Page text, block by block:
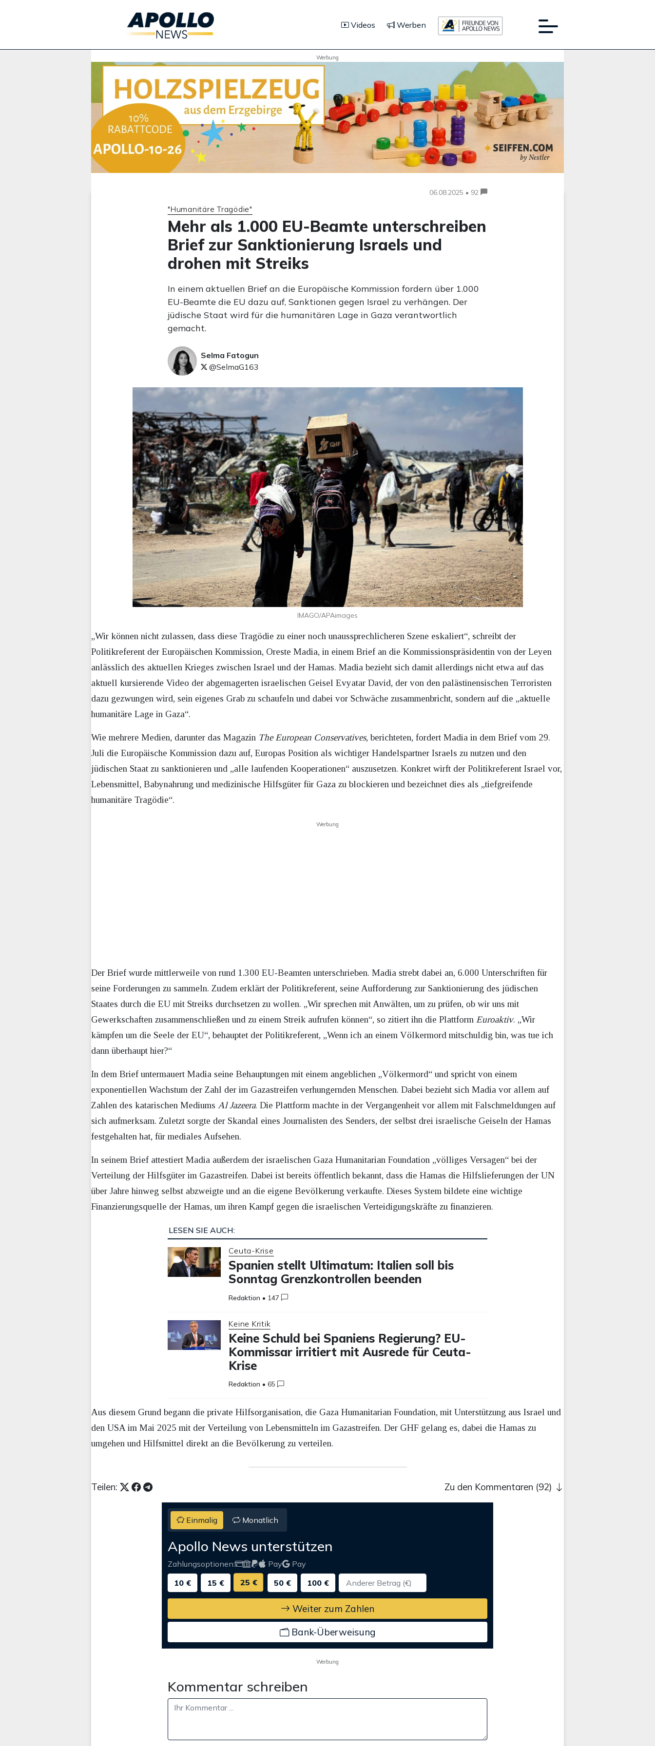
Videos Werben
Werbung
06.08.2025 • 92
"Humanitäre Tragödie"
Mehr als 1.000 EU-Beamte unterschreiben
Brief zur Sanktionierung Israels und
drohen mit Streiks
In einem aktuellen Brief an die Europäische Kommission fordern über 1.000
EU-Beamte die EU dazu auf, Sanktionen gegen Israel zu verhängen. Der
jüdische Staat wird für die humanitären Lage in Gaza verantwortlich
gemacht.
Selma Fatogun
@SelmaG163
IMAGO/APAimages
„Wir können nicht zulassen, dass diese Tragödie zu einer noch unaussprechlicheren Szene eskaliert“, schreibt der
Politikreferent der Europäischen Kommission, Oreste Madia, in einem Brief an die Kommissionspräsidentin von der Leyen
anlässlich des aktuellen Krieges zwischen Israel und der Hamas. Madia bezieht sich damit allerdings nicht etwa auf das
aktuell kursierende Video der abgemagerten israelischen Geisel Evyatar David, der von den palästinensischen Terroristen
dazu gezwungen wird, sein eigenes Grab zu schaufeln und dabei vor Schwäche zusammenbricht, sondern auf die „aktuelle
humanitäre Lage in Gaza“.
Wie mehrere Medien, darunter das Magazin The European Conservatives, berichteten, fordert Madia in dem Brief vom 29.
Juli die Europäische Kommission dazu auf, Europas Position als wichtiger Handelspartner Israels zu nutzen und den
jüdischen Staat zu sanktionieren und „alle laufenden Kooperationen“ auszusetzen. Konkret wirft der Politikreferent Israel vor,
Lebensmittel, Babynahrung und medizinische Hilfsgüter für Gaza zu blockieren und bezeichnet dies als „tiefgreifende
humanitäre Tragödie“.
Werbung
Der Brief wurde mittlerweile von rund 1.300 EU-Beamten unterschrieben. Madia strebt dabei an, 6.000 Unterschriften für
seine Forderungen zu sammeln. Zudem erklärt der Politikreferent, seine Aufforderung zur Sanktionierung des jüdischen
Staates durch die EU mit Streiks durchsetzen zu wollen. „Wir sprechen mit Anwälten, um zu prüfen, ob wir uns mit
Gewerkschaften zusammenschließen und zu einem Streik aufrufen können“, so zitiert ihn die Plattform Euroaktiv. „Wir
kämpfen um die Seele der EU“, behauptet der Politikreferent, „Wenn ich an einem Völkermord mitschuldig bin, was tue ich
dann überhaupt hier?“
In dem Brief untermauert Madia seine Behauptungen mit einem angeblichen „Völkermord“ und spricht von einem
exponentiellen Wachstum der Zahl der im Gazastreifen verhungernden Menschen. Dabei bezieht sich Madia vor allem auf
Zahlen des katarischen Mediums Al Jazeera. Die Plattform machte in der Vergangenheit vor allem mit Falschmeldungen auf
sich aufmerksam. Zuletzt sorgte der Skandal eines Journalisten des Senders, der selbst drei israelische Geiseln der Hamas
festgehalten hat, für mediales Aufsehen.
In seinem Brief attestiert Madia außerdem der israelischen Gaza Humanitarian Foundation „völliges Versagen“ bei der
Verteilung der Hilfsgüter im Gazastreifen. Dabei ist bereits öffentlich bekannt, dass die Hamas die Hilfslieferungen der UN
über Jahre hinweg selbst abzweigte und an die eigene Bevölkerung verkaufte. Dieses System bildete eine wichtige
Finanzierungsquelle der Hamas, um ihren Kampf gegen die israelischen Verteidigungskräfte zu finanzieren.
LESEN SIE AUCH:
Ceuta-Krise
Spanien stellt Ultimatum: Italien soll bis
Sonntag Grenzkontrollen beenden
Redaktion • 147
Keine Kritik
Keine Schuld bei Spaniens Regierung? EU-
Kommissar irritiert mit Ausrede für Ceuta-
Krise
Redaktion •65
Aus diesem Grund begann die private Hilfsorganisation, die Gaza Humanitarian Foundation, mit Unterstützung aus Israel und
den USA im Mai 2025 mit der Verteilung von Lebensmitteln im Gazastreifen. Der GHF gelang es, dabei die Hamas zu
umgehen und Hilfsmittel direkt an die Bevölkerung zu verteilen.
Teilen: Zu den Kommentaren (92)
Einmalig Monatlich
Apollo News unterstützen
Zahlungsoptionen: Pay
Pay
10 €
15 € 25 € 50 € 100 €
Weiter zum Zahlen
Bank-Überweisung
Werbung
Kommentar schreiben